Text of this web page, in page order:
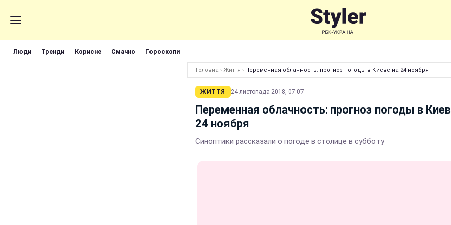
Люди Тренди Корисне Смачно Гороскопи
Головна › Життя › Переменная облачность: прогноз погоды в Киеве на 24 ноября
ЖИТТЯ 24 листопада 2018, 07:07
Переменная облачность: прогноз погоды в
24 ноября
Синоптики рассказали о погоде в столице в субботу